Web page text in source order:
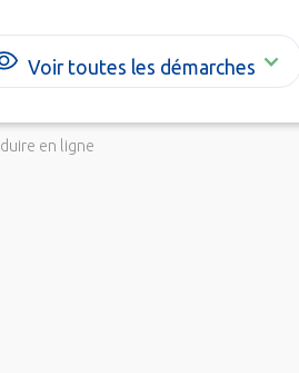
Voir toutes les démarches
en ligne